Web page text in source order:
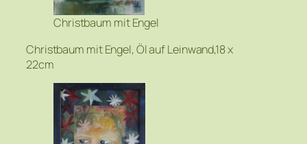
Christbaum mit Engel
Christbaum mit Engel, Öl auf Leinwand,18 x
22cm